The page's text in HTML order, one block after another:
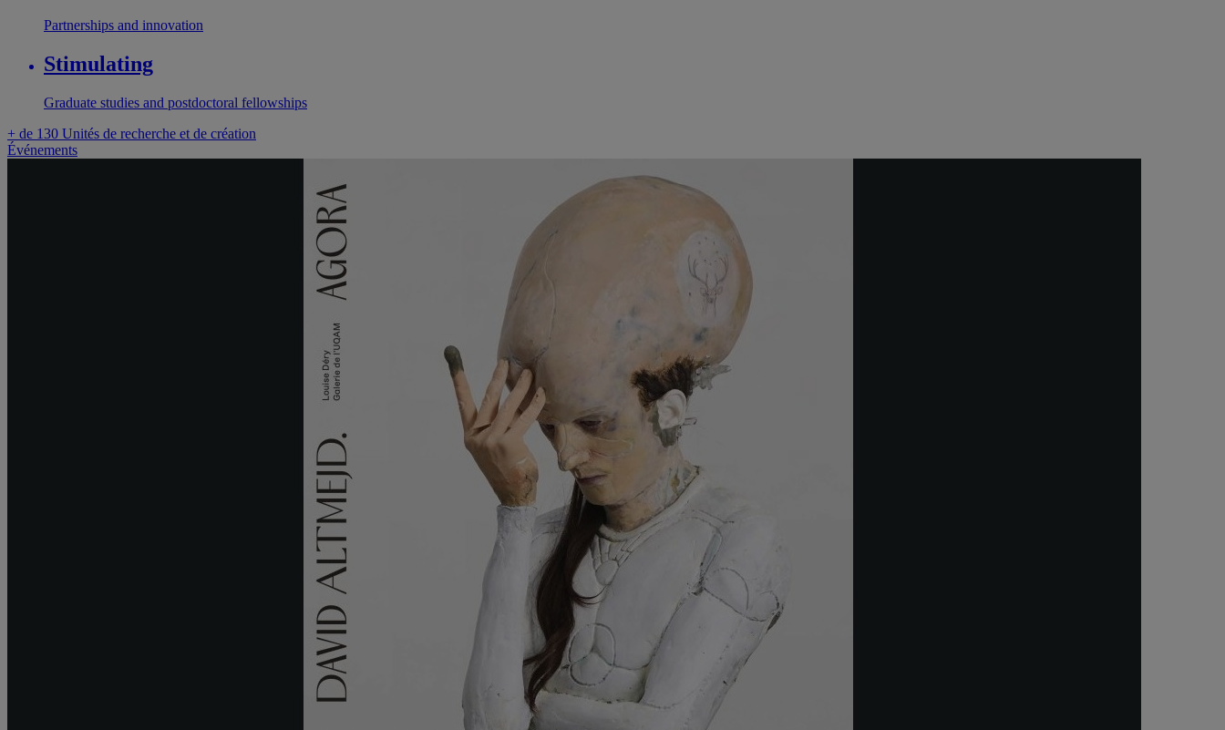
Partnerships and innovation
Stimulating
Graduate studies and postdoctoral fellowships
+ de 130 Unités de recherche et de création
Événements